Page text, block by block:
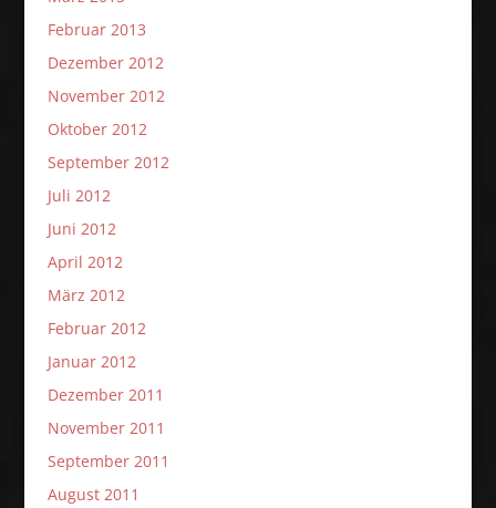
Februar 2013
Dezember 2012
November 2012
Oktober 2012
September 2012
Juli 2012
Juni 2012
April 2012
März 2012
Februar 2012
Januar 2012
Dezember 2011
November 2011
September 2011
August 2011